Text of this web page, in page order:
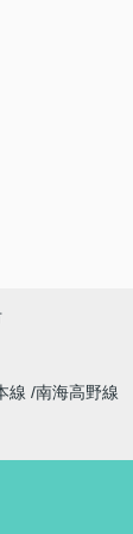
線 南海高野線